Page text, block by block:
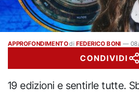
APPROFONDIMENTOdi FEDERICO BONI —
CONDIVIDI
19 edizioni e sentirle tutte.